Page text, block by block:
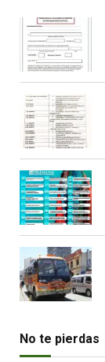
No te pierdas